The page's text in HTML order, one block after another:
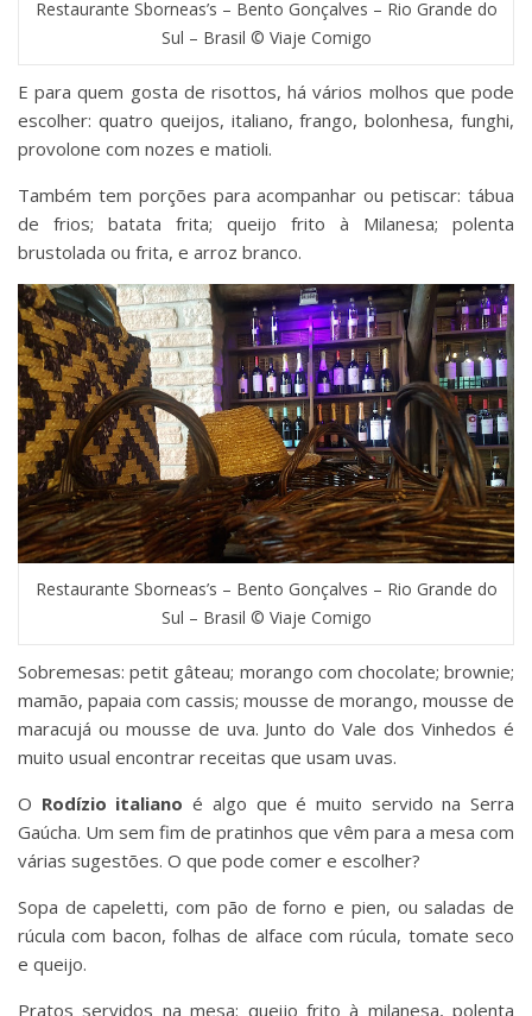
Restaurante Sborneas’s – Bento Gonçalves – Rio Grande do
Sul – Brasil © Viaje Comigo
E para quem gosta de risottos, há vários molhos que pode
escolher: quatro queijos, italiano, frango, bolonhesa, funghi,
provolone com nozes e matioli.
Também tem porções para acompanhar ou petiscar: tábua
de frios; batata frita; queijo frito à Milanesa; polenta
brustolada ou frita, e arroz branco.
Restaurante Sborneas’s – Bento Gonçalves – Rio Grande do
Sul – Brasil © Viaje Comigo
Sobremesas: petit gâteau; morango com chocolate; brownie;
mamão, papaia com cassis; mousse de morango, mousse de
maracujá ou mousse de uva. Junto do Vale dos Vinhedos é
muito usual encontrar receitas que usam uvas.
O Rodízio italiano é algo que é muito servido na Serra
Gaúcha. Um sem fim de pratinhos que vêm para a mesa com
várias sugestões. O que pode comer e escolher?
Sopa de capeletti, com pão de forno e pien, ou saladas de
rúcula com bacon, folhas de alface com rúcula, tomate seco
e queijo.
Pratos servidos na mesa: queijo frito à milanesa, polenta